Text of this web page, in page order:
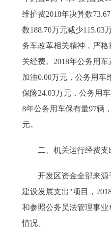
维护费2018年决算数
数188.70万元减少115.03
务车改革相关精神，严
关经费。2018年公务用
加油0.00万元，公务用车
保险24.03万元，公务用
8年公务用车保有量97辆
元。
二、机关运行经费支
开发区资金全部来源
建设发展支出"项目，
和参照公务员法管理事
情况。